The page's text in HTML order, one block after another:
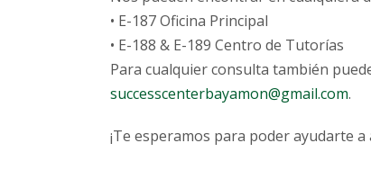
• E-187 Oficina Principal
• E-188 & E-189 Centro de Tutorías
Para cualquier consulta también
successcenterbayamon@gmail.com.
¡Te esperamos para poder ayudarte